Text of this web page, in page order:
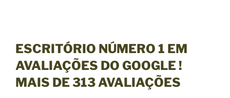
ESCRITÓRIO NÚMERO 1 EM
AVALIAÇÕES DO GOOGLE !
MAIS DE 313 AVALIAÇÕES